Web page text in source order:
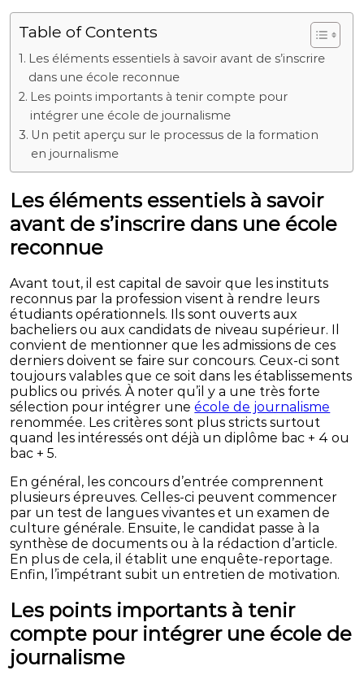
Table of Contents
Les éléments essentiels à savoir avant de s’inscrire
dans une école reconnue
Les points importants à tenir compte pour
intégrer une école de journalisme
Un petit aperçu sur le processus de la formation
en journalisme
Les éléments essentiels à savoir
avant de s’inscrire dans une école
reconnue
Avant tout, il est capital de savoir que les instituts
reconnus par la profession visent à rendre leurs
étudiants opérationnels. Ils sont ouverts aux
bacheliers ou aux candidats de niveau supérieur. Il
convient de mentionner que les admissions de ces
derniers doivent se faire sur concours. Ceux-ci sont
toujours valables que ce soit dans les établissements
publics ou privés. À noter qu’il y a une très forte
sélection pour intégrer uneécole de journalisme
renommée. Les critères sont plus stricts surtout
quand les intéressés ont déjà un diplôme bac + 4 ou
bac + 5.
En général, les concours d’entrée comprennent
plusieurs épreuves. Celles-ci peuvent commencer
par un test de langues vivantes et un examen de
culture générale. Ensuite, le candidat passe à la
synthèse de documents ou à la rédaction d’article.
En plus de cela, il établit une enquête-reportage.
Enfin, l’impétrant subit un entretien de motivation.
Les points importants à tenir
compte pour intégrer une école de
journalisme